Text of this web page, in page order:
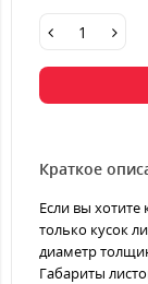
Краткое
Если вы
только кусок
диаметр
Габариты